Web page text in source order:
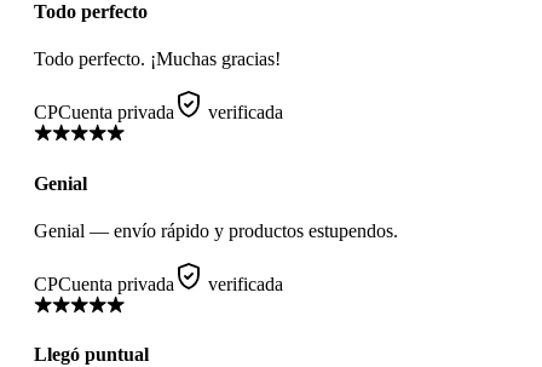
Todo perfecto
Todo perfecto. ¡Muchas gracias!
CPCuenta privada verificada
Genial
Genial — envío rápido y productos estupendos.
CPCuenta privada verificada
Llegó puntual